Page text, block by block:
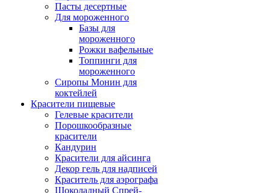
Пасты десертные
Для мороженного
Базы для
мороженного
Рожки вафельные
Топпинги для
мороженного
Сиропы Монин для
коктейлей
Красители пищевые
Гелевые красители
Порошкообразные
красители
Кандурин
Красители для айсинга
Декор гель для надписей
Краситель для аэрографа
Шоколадный Спрей-